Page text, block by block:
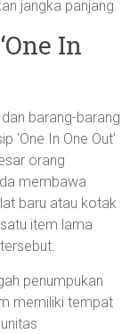
jangka panjang.
In
barang-barang
‘One In One Out’
orang
membawa
baru atau kotak
item lama
penumpukan
memiliki tempat